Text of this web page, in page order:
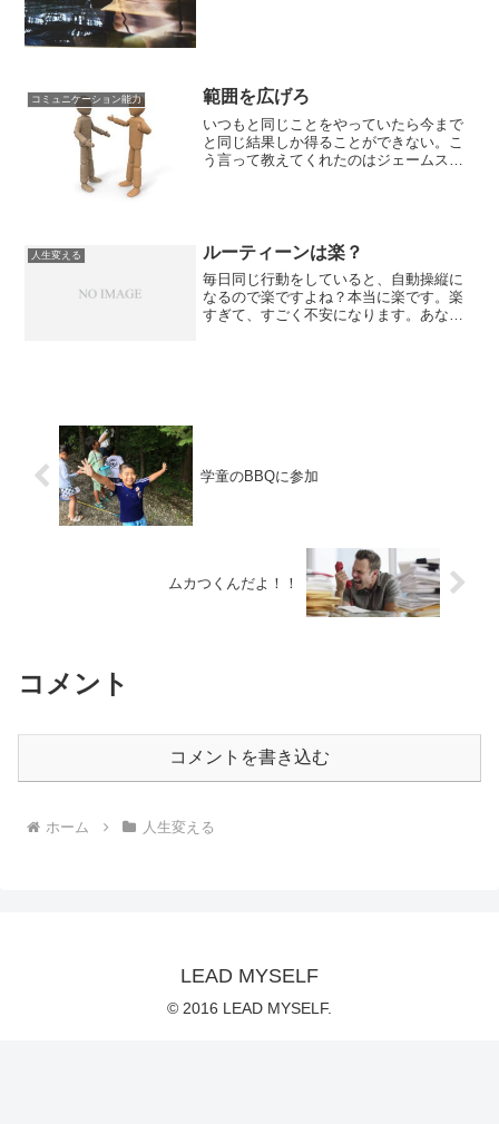
コミュニケーション能力 範囲を広げろ
いつもと同じことをやっていたら今まで
と同じ結果しか得ることができない。こ
う言って教えてくれたのはジェームスス
人生変える ルーティーンは楽？
毎日同じ行動をしていると、自動操縦に
なるので楽ですよね？本当に楽です。楽
すぎて、すごく不安になります。あなた
学童のBBQに参加
ムカつくんだよ！！
コメント
コメントを書き込む
ホーム 人生変える
LEAD MYSELF
© 2016 LEAD MYSELF.